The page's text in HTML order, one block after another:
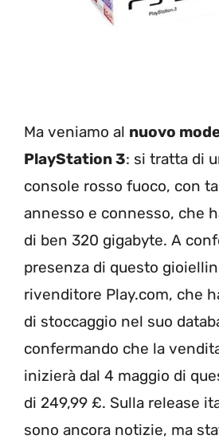
Ma veniamo al nuovo
PlayStation 3: si tratta di
console rosso fuoco, con
annesso e connesso, che
di ben 320 gigabyte. A
presenza di questo
rivenditore Play.com, che
di stoccaggio nel suo
confermando che la
inizierà dal 4 maggio di
di 249,99 £. Sulla release
sono ancora notizie, ma